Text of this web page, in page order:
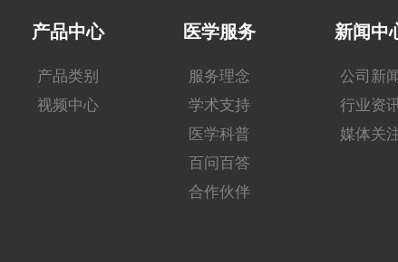
产品中心
产品类别
视频中心
医学服务
服务理念
学术支持
医学科普
百问百答
合作伙伴
新闻中
公司新闻
行业资
媒体关